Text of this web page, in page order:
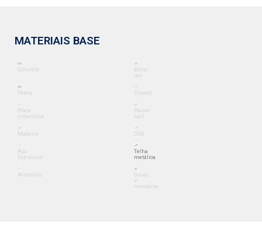
MATERIAIS BASE
Concreto
Bloco
oco
Pedra Drywall
Placa
cimentícia
Painel
wall
Madeira OSB
Aço
Estrutural
Telha
metálica
Alumínio
Guias
e
montante